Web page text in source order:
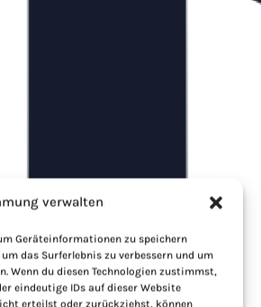
verwalten
Geräteinformationen zu speichern
das Surferlebnis zu verbessern und um
Wenn du diesen Technologien zustimmst,
eindeutige IDs auf dieser Website
erteilst oder zurückziehst, können